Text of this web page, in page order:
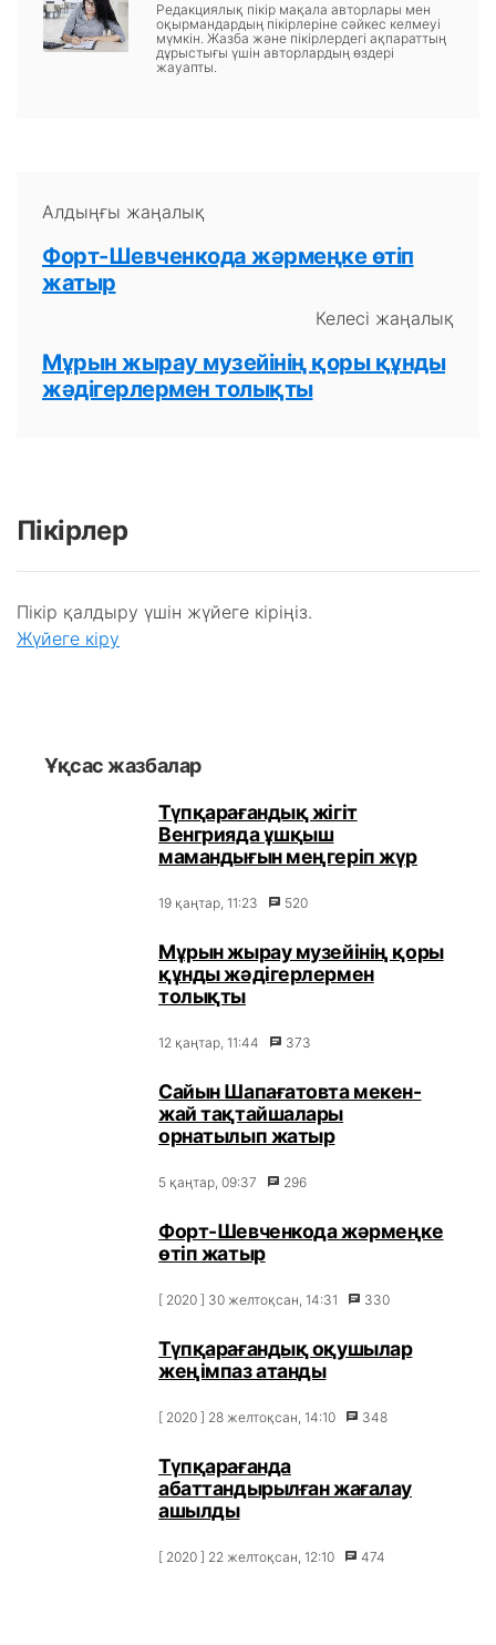
Редакциялық пікір мақала авторлары мен
оқырмандардың пікірлеріне сәйкес келмеуі
мүмкін. Жазба және пікірлердегі ақпараттың
дұрыстығы үшін авторлардың өздері
жауапты.
Алдыңғы жаңалық
Форт-Шевченкода жәрмеңке өтіп
жатыр
Келесі жаңалық
Мұрын жырау музейінің қоры құнды
жәдігерлермен толықты
Пікірлер
Пікір қалдыру үшін жүйеге кіріңіз.
Жүйеге кіру
Ұқсас жазбалар
Түпқарағандық жігіт
Венгрияда ұшқыш
мамандығын меңгеріп жүр
19 қаңтар, 11:23 520
Мұрын жырау музейінің қоры
құнды жәдігерлермен
толықты
12 қаңтар, 11:44 373
Сайын Шапағатовта мекен-
жай тақтайшалары
орнатылып жатыр
5 қаңтар, 09:37 296
Форт-Шевченкода жәрмеңке
өтіп жатыр
[ 2020 ] 30 желтоқсан, 14:31 330
Түпқарағандық оқушылар
жеңімпаз атанды
[ 2020 ] 28 желтоқсан, 14:10 348
Түпқарағанда
абаттандырылған жағалау
ашылды
[ 2020 ] 22 желтоқсан, 12:10 474